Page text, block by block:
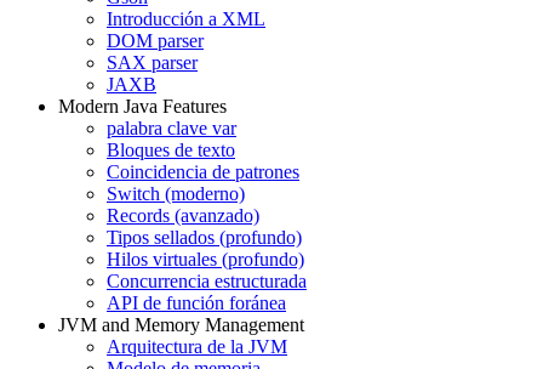
Introducción a XML
DOM parser
SAX parser
JAXB
Modern Java Features
palabra clave var
Bloques de texto
Coincidencia de patrones
Switch (moderno)
Records (avanzado)
Tipos sellados (profundo)
Hilos virtuales (profundo)
Concurrencia estructurada
API de función foránea
JVM and Memory Management
Arquitectura de la JVM